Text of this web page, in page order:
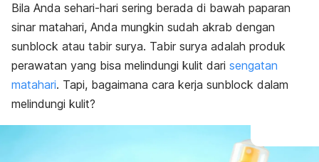
Bila Anda sehari-hari sering berada di bawah paparan
sinar matahari, Anda mungkin sudah akrab dengan
sunblock atau tabir surya. Tabir surya adalah produk
perawatan yang bisa melindungi kulit dari sengatan
matahari. Tapi, bagaimana cara kerja sunblock dalam
melindungi kulit?